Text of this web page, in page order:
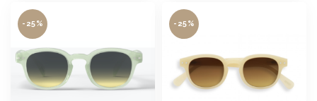
-25% -25%